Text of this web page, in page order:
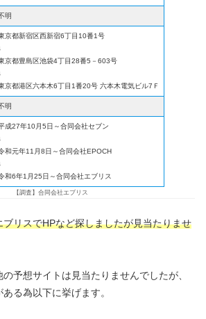
明
京都新宿区西新宿6丁目10番1号
京都豊島区池袋4丁目28番5－603号
京都港区六本木6丁目1番20号 六本木電気ビル7Ｆ
明
成27年10月5日～合同会社セブン
和元年11月8日～合同会社EPOCH
和6年1月25日～合同会社エブリス
【調査】合同会社エブリス
ブリスでHPなど探しましたが見当たりませ
予想サイトは見当たりませんでしたが、
ある為以下に挙げます。